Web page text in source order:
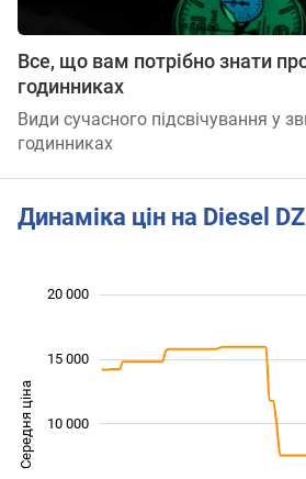
Все, що вам потрібно знати
годинниках
Види сучасного підсвічування у
годинниках
Динаміка цін на Diesel
Середня ціна 10 000
10 000
15 000
20 000